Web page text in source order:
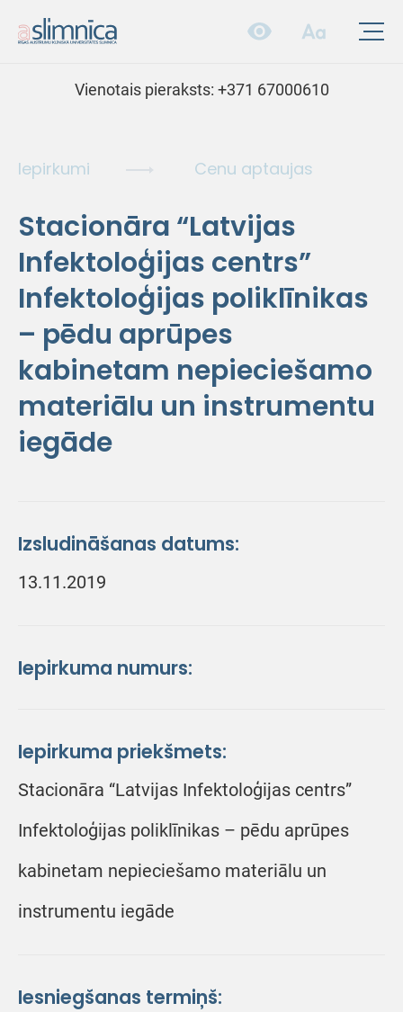
Vienotais pieraksts: +371 67000610
Iepirkumi Cenu aptaujas
Stacionāra “Latvijas
Infektoloģijas centrs”
Infektoloģijas poliklīnikas
– pēdu aprūpes
kabinetam nepieciešamo
materiālu un instrumentu
iegāde
Izsludināšanas datums:
13.11.2019
Iepirkuma numurs:
Iepirkuma priekšmets:
Stacionāra “Latvijas Infektoloģijas centrs”
Infektoloģijas poliklīnikas – pēdu aprūpes
kabinetam nepieciešamo materiālu un
instrumentu iegāde
Iesniegšanas termiņš: